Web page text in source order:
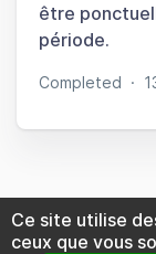
être
période.
Completed ·
Ce site utilise
ceux que vous